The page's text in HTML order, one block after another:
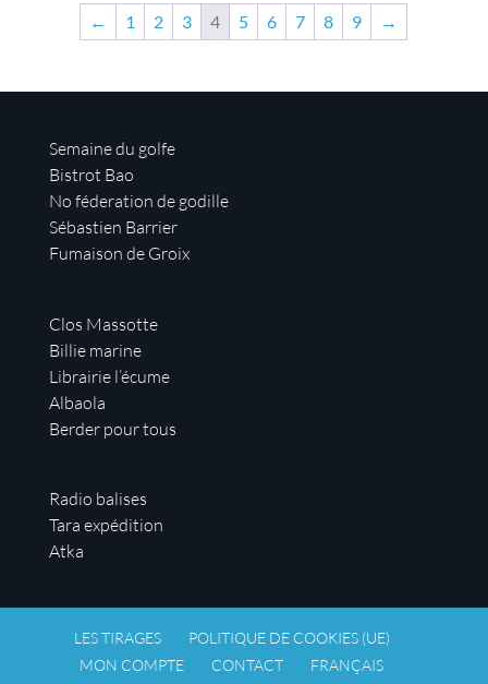
← 1 2 3 4 5 6 7 8 9 →
Semaine du golfe
Bistrot Bao
No féderation de godille
Sébastien Barrier
Fumaison de Groix
Clos Massotte
Billie marine
Librairie l’écume
Albaola
Berder pour tous
Radio balises
Tara expédition
Atka
LES TIRAGES
POLITIQUE DE COOKIES (UE)
MON COMPTE
CONTACT
FRANÇAIS